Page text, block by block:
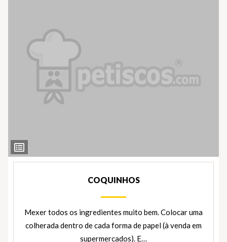
Ver
Ingredientes
COQUINHOS
Mexer todos os ingredientes muito bem. Colocar uma
colherada dentro de cada forma de papel (à venda em
supermercados). E…